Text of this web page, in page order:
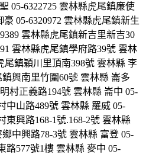
05-6322725 雲林縣虎尾鎮廉使
05-6320972 雲林縣虎尾鎮新生
雲林縣虎尾鎮新吉里新吉30
雲林縣虎尾鎮學府路39號 雲林
尾鎮穎川里頂南398號 雲林縣 李
興南里竹圍60號 雲林縣 崙多
村正義路194號 雲林縣 崙中 05-
中山路489號 雲林縣 羅威 05-
東興路168-1號.168-2號 雲林縣
中興路78-3號 雲林縣 富登 05-
路577號1樓 雲林縣 麥中 05-